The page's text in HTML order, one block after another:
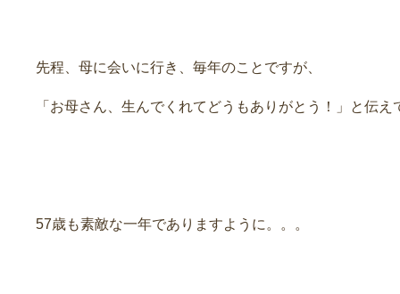
先程、母に会いに行き、毎年のことですが、
「お母さん、生んでくれてどうもありがとう！」と伝え
57歳も素敵な一年でありますように。。。